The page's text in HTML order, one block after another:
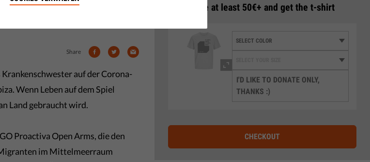
Share
auf der Corona-
Wenn Leben auf dem Spiel
Land gebraucht wird.
Proactiva Open Arms, die den
im Mittelmeerraum
Donate at least 50€+ and get the t-shirt
I'D LIKE TO DONATE ONLY,
THANKS :)
CHECKOUT